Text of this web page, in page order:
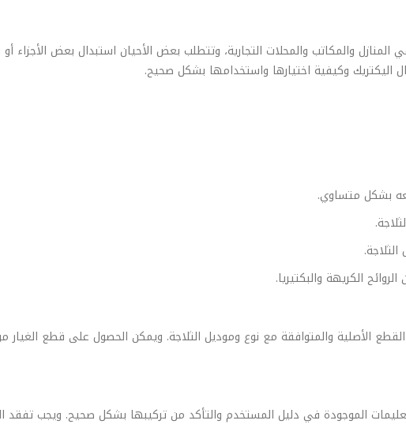
المنازل والمكاتب والمحلات التجارية، وتتطلب بعض الأحيان استبدال بعض الأجزاء
وكيفية اختيارها واستخدامها بشكل صحيح.
بشكل متساوي.
الكريهة والبكتيريا.
الأصلية والمتوافقة مع نوع وموديل الثلاجة. ويمكن الحصول على قطع الغيار
الموجودة في دليل المستخدم والتأكد من تركيبها بشكل صحيح. ويجب